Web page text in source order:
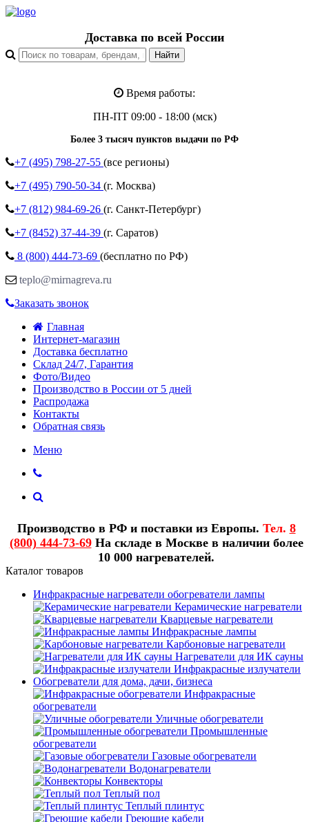
Доставка по всей России
Время работы:
ПН-ПТ 09:00 - 18:00 (мск)
Более 3 тысяч пунктов выдачи по РФ
+7 (495) 798-27-55 (все регионы)
+7 (495) 790-50-34 (г. Москва)
+7 (812) 984-69-26 (г. Санкт-Петербург)
+7 (8452) 37-44-39 (г. Саратов)
8 (800) 444-73-69 (бесплатно по РФ)
teplo@mirnagreva.ru
Заказать звонок
Главная
Интернет-магазин
Доставка бесплатно
Склад 24/7, Гарантия
Фото/Видео
Производство в России от 5 дней
Распродажа
Контакты
Обратная связь
Меню
Производство в РФ и поставки из Европы. Тел. 8
(800) 444-73-69На складе в Москве в наличии более
10 000 нагревателей.
Каталог товаров
Инфракрасные нагреватели обогреватели лампы
Керамические нагреватели
Кварцевые нагреватели
Инфракрасные лампы
Карбоновые нагреватели
Нагреватели для ИК сауны
Инфракрасные излучатели
Обогреватели для дома, дачи, бизнеса
Инфракрасные
обогреватели
Уличные обогреватели
Промышленные
обогреватели
Газовые обогреватели
Водонагреватели
Конвекторы
Теплый пол
Теплый плинтус
Греющие кабели